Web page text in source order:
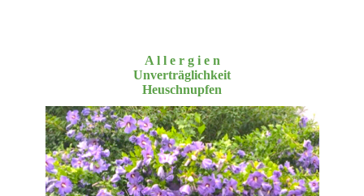
A l l e r g i e n
Unverträglichkeit
Heuschnupfen